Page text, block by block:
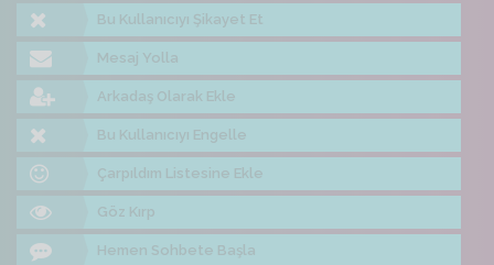
Bu Kullanıcıyı Şikayet Et
Mesaj Yolla
Arkadaş Olarak Ekle
Bu Kullanıcıyı Engelle
Çarpıldım Listesine Ekle
Göz Kırp
Hemen Sohbete Başla